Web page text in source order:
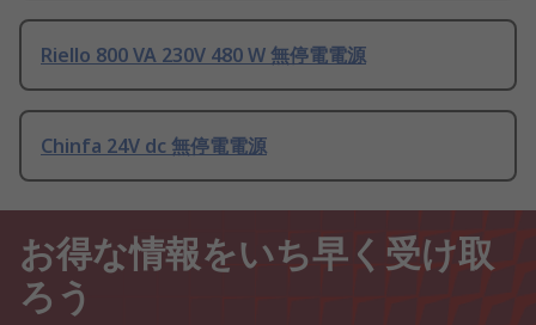
Riello 800 VA 230V 480 W 無停電電源
Chinfa 24V dc 無停電電源
お得な情報をいち早く受け取
ろう